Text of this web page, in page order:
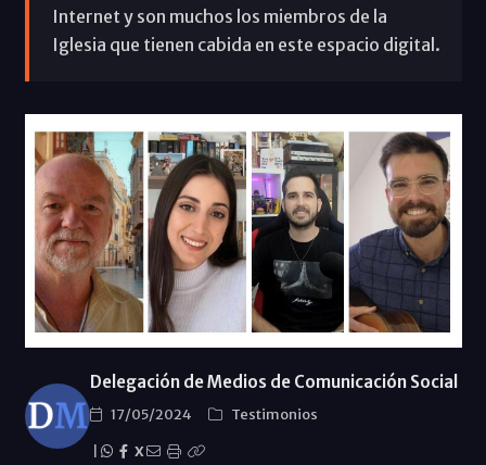
Internet y son muchos los miembros de la
Iglesia que tienen cabida en este espacio digital.
Delegación de Medios de Comunicación Social
17/05/2024
Testimonios
X